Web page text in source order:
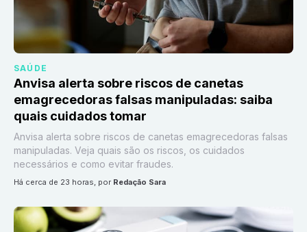
SAÚDE
Anvisa alerta sobre riscos de canetas
emagrecedoras falsas manipuladas: saiba
quais cuidados tomar
Anvisa alerta sobre riscos de canetas emagrecedoras falsas
manipuladas. Veja quais são os riscos, os cuidados
necessários e como evitar fraudes.
há cerca de 23 horas, por Redação Sara